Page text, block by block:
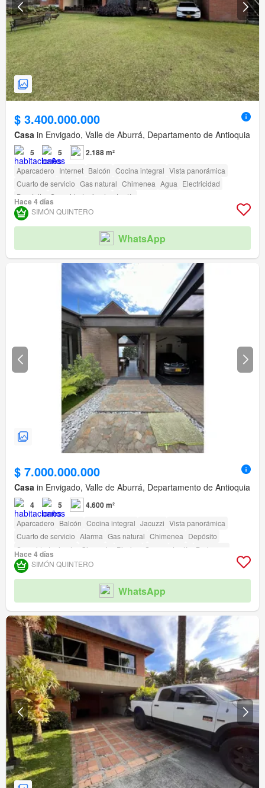
$ 3.400.000.000
Casa in Envigado, Valle de Aburrá, Departamento de Antioquia
5 5 2.188 m²
Aparcadero Internet Balcón Cocina integral Vista panorámica
Cuarto de servicio Gas natural Chimenea Agua Electricidad
Depósito Seguridad privada
Jardín
Acceso para personas con discapacidad
Hace 4 días
SIMÓN QUINTERO
WhatsApp
$ 7.000.000.000
Casa in Envigado, Valle de Aburrá, Departamento de Antioquia
4 5 4.600 m²
Aparcadero Balcón Cocina integral Jacuzzi Vista panorámica
Cuarto de servicio Alarma Gas natural Chimenea Depósito
Seguridad privada
Gimnasio Piscina Sauna Jardín Barbecue
Hace 4 días
SIMÓN QUINTERO
WhatsApp